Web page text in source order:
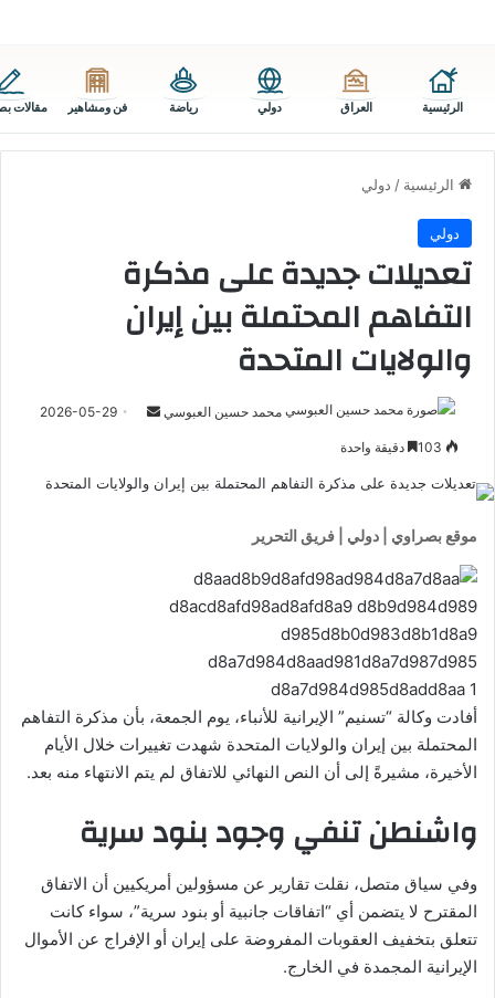
الرئيسية العراق دولي رياضة فن ومشاهير مقالات
الرئيسية / دولي
دولي
تعديلات جديدة على مذكرة
التفاهم المحتملة بين إيران
والولايات المتحدة
محمد حسين العبوسي
أرسل 2026-05-29
دقيقة واحدة
موقع بصراوي | دولي | فريق التحرير
أفادت وكالة “تسنيم” الإيرانية للأنباء، يوم الجمعة، بأن مذكرة التفاهم
المحتملة بين إيران والولايات المتحدة شهدت تغييرات خلال الأيام
الأخيرة، مشيرةً إلى أن النص النهائي للاتفاق لم يتم الانتهاء منه بعد.
واشنطن تنفي وجود بنود سرية
وفي سياق متصل، نقلت تقارير عن مسؤولين أمريكيين أن الاتفاق
المقترح لا يتضمن أي “اتفاقات جانبية أو بنود سرية”، سواء كانت
تتعلق بتخفيف العقوبات المفروضة على إيران أو الإفراج عن الأموال
الإيرانية المجمدة في الخارج.